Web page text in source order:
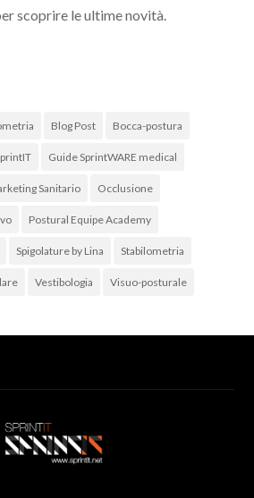
scoprire le ultime novità.
Blog Post Bocca-postura
Guide SprintWARE medical
Sanitario Occlusione
Postural Equipe Academy
Spigolature by Lina Stabilometria
Vestibologia Visuo-posturale